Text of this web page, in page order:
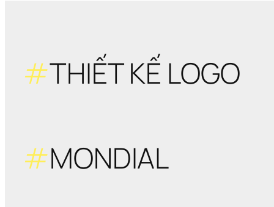
#THIẾT KẾ LOGO
#MONDIAL